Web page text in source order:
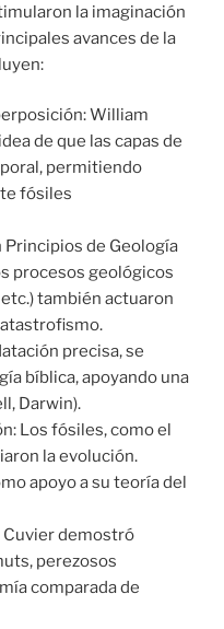
la imaginación
avances de la
William
de que las capas de
permitiendo
fósiles
de Geología
procesos geológicos
también actuaron
precisa, se
bíblica, apoyando una
Darwin).
Los fósiles, como el
la evolución.
apoyo a su teoría del
Cuvier demostró
perezosos
comparada de